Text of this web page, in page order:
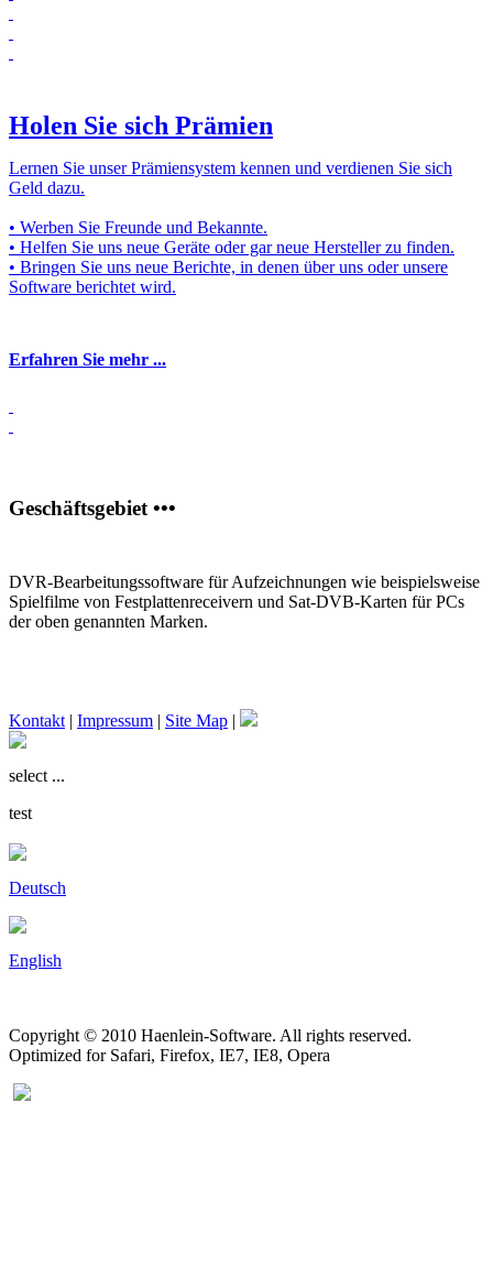
Holen Sie sich Prämien
Lernen Sie unser Prämiensystem kennen und verdienen Sie sich
Geld dazu.
• Werben Sie Freunde und Bekannte.
• Helfen Sie uns neue Geräte oder gar neue Hersteller zu finden.
• Bringen Sie uns neue Berichte, in denen über uns oder unsere
Software berichtet wird.
Erfahren Sie mehr ...
Geschäftsgebiet •••
DVR-Bearbeitungssoftware für Aufzeichnungen wie beispielsweise
Spielfilme von Festplattenreceivern und Sat-DVB-Karten für PCs
der oben genannten Marken.
Kontakt | Impressum | Site Map |
select ...
test
Deutsch
English
Copyright © 2010 Haenlein-Software. All rights reserved.
Optimized for Safari, Firefox, IE7, IE8, Opera